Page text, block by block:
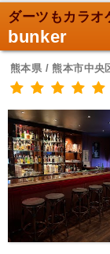
ダーツもカラオ
bunker
熊本県 / 熊本市中央